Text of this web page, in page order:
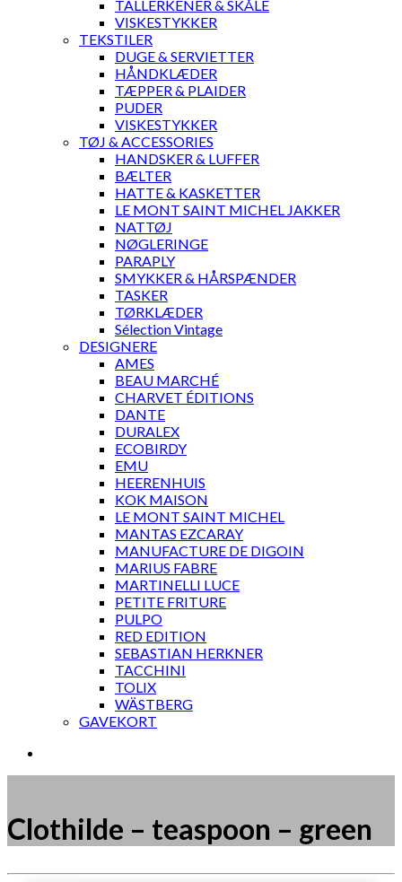
TALLERKENER & SKÅLE
VISKESTYKKER
TEKSTILER
DUGE & SERVIETTER
HÅNDKLÆDER
TÆPPER & PLAIDER
PUDER
VISKESTYKKER
TØJ & ACCESSORIES
HANDSKER & LUFFER
BÆLTER
HATTE & KASKETTER
LE MONT SAINT MICHEL JAKKER
NATTØJ
NØGLERINGE
PARAPLY
SMYKKER & HÅRSPÆNDER
TASKER
TØRKLÆDER
Sélection Vintage
DESIGNERE
AMES
BEAU MARCHÉ
CHARVET ÉDITIONS
DANTE
DURALEX
ECOBIRDY
EMU
HEERENHUIS
KOK MAISON
LE MONT SAINT MICHEL
MANTAS EZCARAY
MANUFACTURE DE DIGOIN
MARIUS FABRE
MARTINELLI LUCE
PETITE FRITURE
PULPO
RED EDITION
SEBASTIAN HERKNER
TACCHINI
TOLIX
WÄSTBERG
GAVEKORT
Clothilde – teaspoon – green